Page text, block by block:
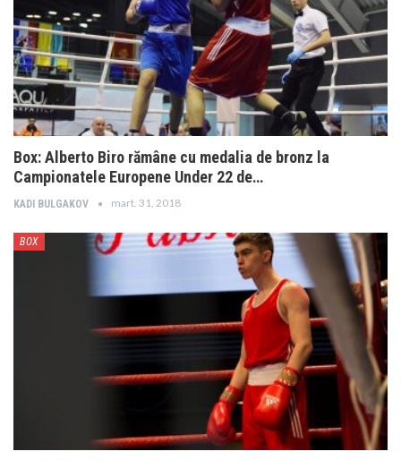
Box: Alberto Biro rămâne cu medalia de bronz la
Campionatele Europene Under 22 de…
KADI BULGAKOV mart. 31, 2018
BOX